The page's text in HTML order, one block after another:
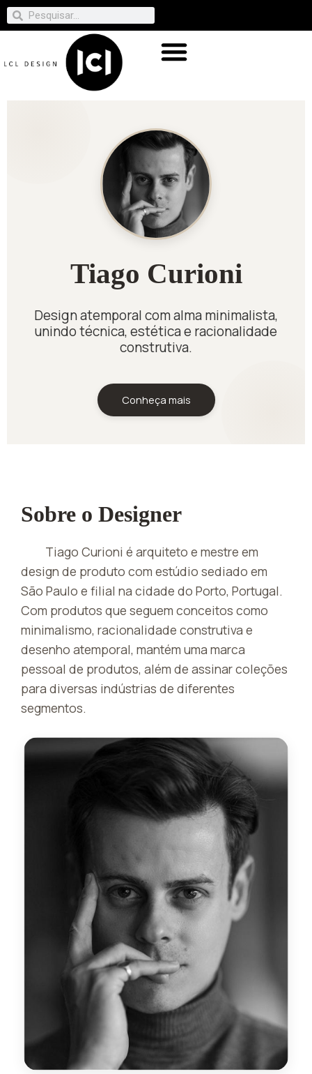
Tiago Curioni
Design atemporal com alma minimalista,
unindo técnica, estética e racionalidade
construtiva.
Conheça mais
Sobre o Designer
Tiago Curioni é arquiteto e mestre em
design de produto com estúdio sediado em
São Paulo e filial na cidade do Porto, Portugal.
Com produtos que seguem conceitos como
minimalismo, racionalidade construtiva e
desenho atemporal, mantém uma marca
pessoal de produtos, além de assinar coleções
para diversas indústrias de diferentes
segmentos.